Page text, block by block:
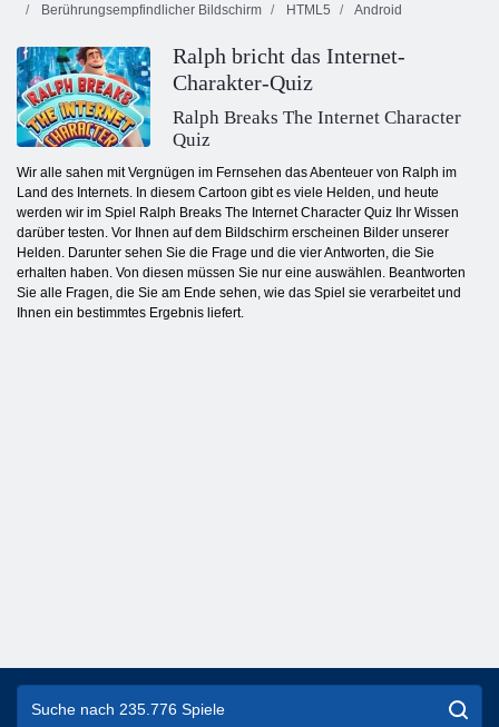
Berührungsempfindlicher Bildschirm
HTML5 Android
Ralph bricht das Internet-
Charakter-Quiz
Ralph Breaks The Internet Character
Quiz
Wir alle sahen mit Vergnügen im Fernsehen das Abenteuer von Ralph im
Land des Internets. In diesem Cartoon gibt es viele Helden, und heute
werden wir im Spiel Ralph Breaks The Internet Character Quiz Ihr Wissen
darüber testen. Vor Ihnen auf dem Bildschirm erscheinen Bilder unserer
Helden. Darunter sehen Sie die Frage und die vier Antworten, die Sie
erhalten haben. Von diesen müssen Sie nur eine auswählen. Beantworten
Sie alle Fragen, die Sie am Ende sehen, wie das Spiel sie verarbeitet und
Ihnen ein bestimmtes Ergebnis liefert.